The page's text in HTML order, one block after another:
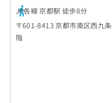
JR各線 京都駅 徒歩8分
〒601-8413 京都市南区西九
階